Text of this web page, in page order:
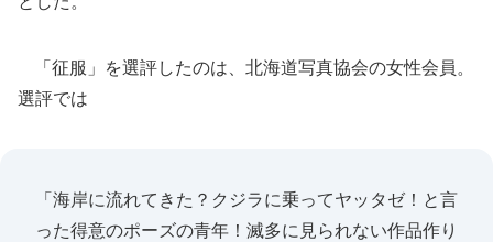
「征服」を選評したのは、北海道写真協会の女性会員。
選評では
「海岸に流れてきた？クジラに乗ってヤッタゼ！と言
った得意のポーズの青年！滅多に見られない作品作り